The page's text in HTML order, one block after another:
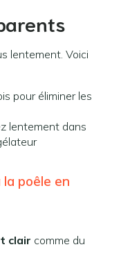
lentement. Voici
pour éliminer les
lentement dans
poêle en
clair comme du